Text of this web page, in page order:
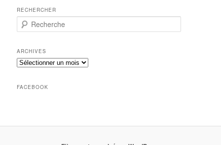
RECHERCHER
e
h
e
r
h
ARCHIVES
Archives
FACEBOOK